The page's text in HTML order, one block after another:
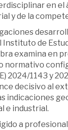
en el
y de la
Instituto de
examina en
normativo
2024/1143 y
decisivo al
indicaciones
e industrial.
a